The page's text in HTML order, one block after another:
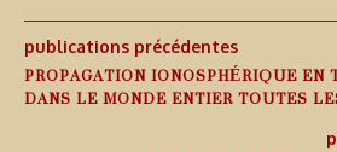
publications précédentes
PROPAGATION IONOSPHÉRIQUE EN
DANS LE MONDE ENTIER TOUTES